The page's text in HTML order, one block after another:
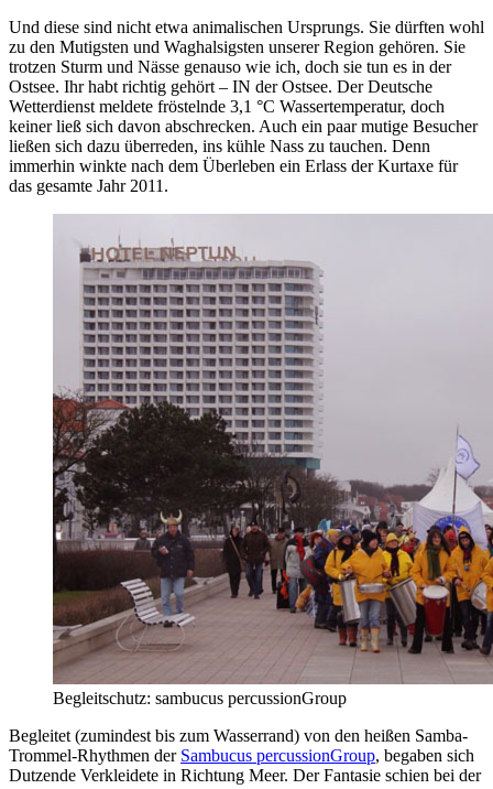
Und diese sind nicht etwa animalischen Ursprungs. Sie dürften wohl
zu den Mutigsten und Waghalsigsten unserer Region gehören. Sie
trotzen Sturm und Nässe genauso wie ich, doch sie tun es in der
Ostsee. Ihr habt richtig gehört – IN der Ostsee. Der Deutsche
Wetterdienst meldete fröstelnde 3,1 °C Wassertemperatur, doch
keiner ließ sich davon abschrecken. Auch ein paar mutige Besucher
ließen sich dazu überreden, ins kühle Nass zu tauchen. Denn
immerhin winkte nach dem Überleben ein Erlass der Kurtaxe für
das gesamte Jahr 2011.
Begleitschutz: sambucus percussionGroup
Begleitet (zumindest bis zum Wasserrand) von den heißen Samba-
Trommel-Rhythmen der Sambucus percussionGroup, begaben sich
Dutzende Verkleidete in Richtung Meer. Der Fantasie schien bei der